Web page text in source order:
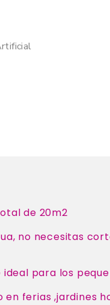
de 20m2
no necesitas
para los
en ferias ,jardines